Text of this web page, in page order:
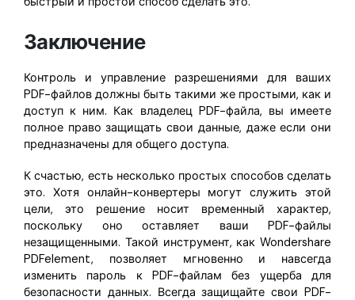
Заключение
Контроль и управление разрешениями для ваших
PDF-файлов должны быть такими же простыми, как и
доступ к ним. Как владелец PDF-файла, вы имеете
полное право защищать свои данные, даже если они
предназначены для общего доступа.
К счастью, есть несколько простых способов сделать
это. Хотя онлайн-конвертеры могут служить этой
цели, это решение носит временный характер,
поскольку оно оставляет ваши PDF-файлы
незащищенными. Такой инструмент, как Wondershare
PDFelement, позволяет мгновенно и навсегда
изменить пароль к PDF-файлам без ущерба для
безопасности данных. Всегда защищайте свои PDF-